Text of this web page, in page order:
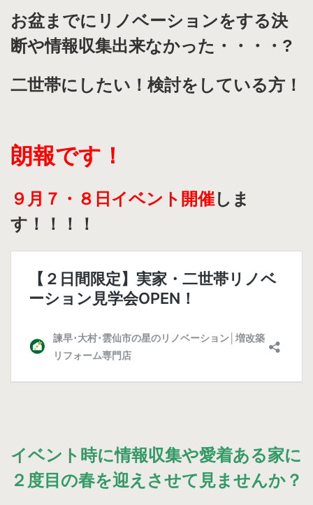
お盆までにリノベーションをする決
断や情報収集出来なかった・・・・ ?
二世帯にしたい！検討をしている方！
朗報です！
９月７・８日イベント開催しま
す！！！！
イベント時に情報収集や愛着ある家に
２度目の春を迎えさせて見ませんか？